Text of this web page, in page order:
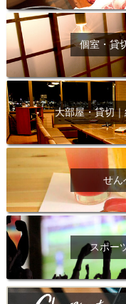
個室・貸
大部屋・貸切
せん
スポー